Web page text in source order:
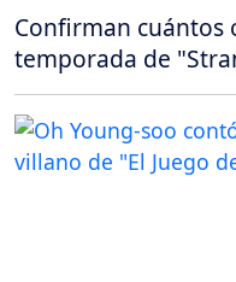
Confirman cuántos
temporada de